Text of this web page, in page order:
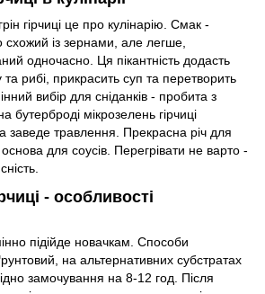
гірчиці це про кулінарію. Смак -
схожий із зернами, але легше,
одночасно. Ця пікантність додасть
та рибі, прикрасить суп та перетворить
вибір для сніданків - пробита з
бутерброді мікрозелень гірчиці
заведе травлення. Прекрасна річ для
основа для соусів. Перегрівати не варто -
- особливості
підійде новачкам. Способи
на альтернативних субстратах
замочування на 8-12 год. Після